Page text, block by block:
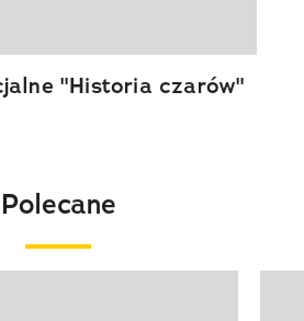
"Historia czarów"
Polecane